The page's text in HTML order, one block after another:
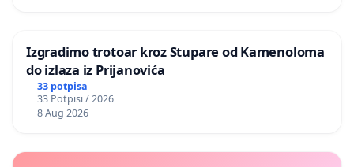
Izgradimo trotoar kroz Stupare od Kamenoloma
do izlaza iz Prijanovića
33 potpisa
33 Potpisi / 2026
8 Aug 2026